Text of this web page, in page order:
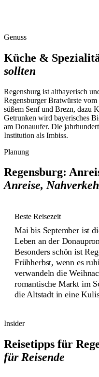
Genuss
Küche &
sollten
Regensburg ist altbayerisch
Regensburger Bratwürste
süßem Senf und Brezn, dazu
Getrunken wird bayerisches
am Donauufer. Die
Institution als Imbiss.
Planung
Regensburg:
Anreise,
Beste Reisezeit
Mai bis September ist
Leben an der
Besonders schön ist
Frühherbst, wenn es
verwandeln die
romantische Markt im
die Altstadt in eine
Insider
Reisetipps für
für Reisende